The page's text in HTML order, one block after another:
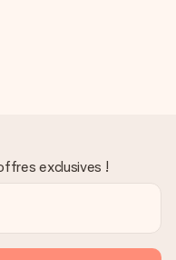
exclusives !